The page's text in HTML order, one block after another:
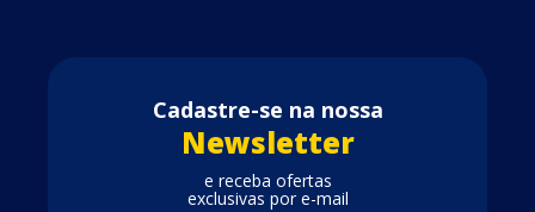
Cadastre-se na nossa
Newsletter
e receba ofertas
exclusivas por e-mail